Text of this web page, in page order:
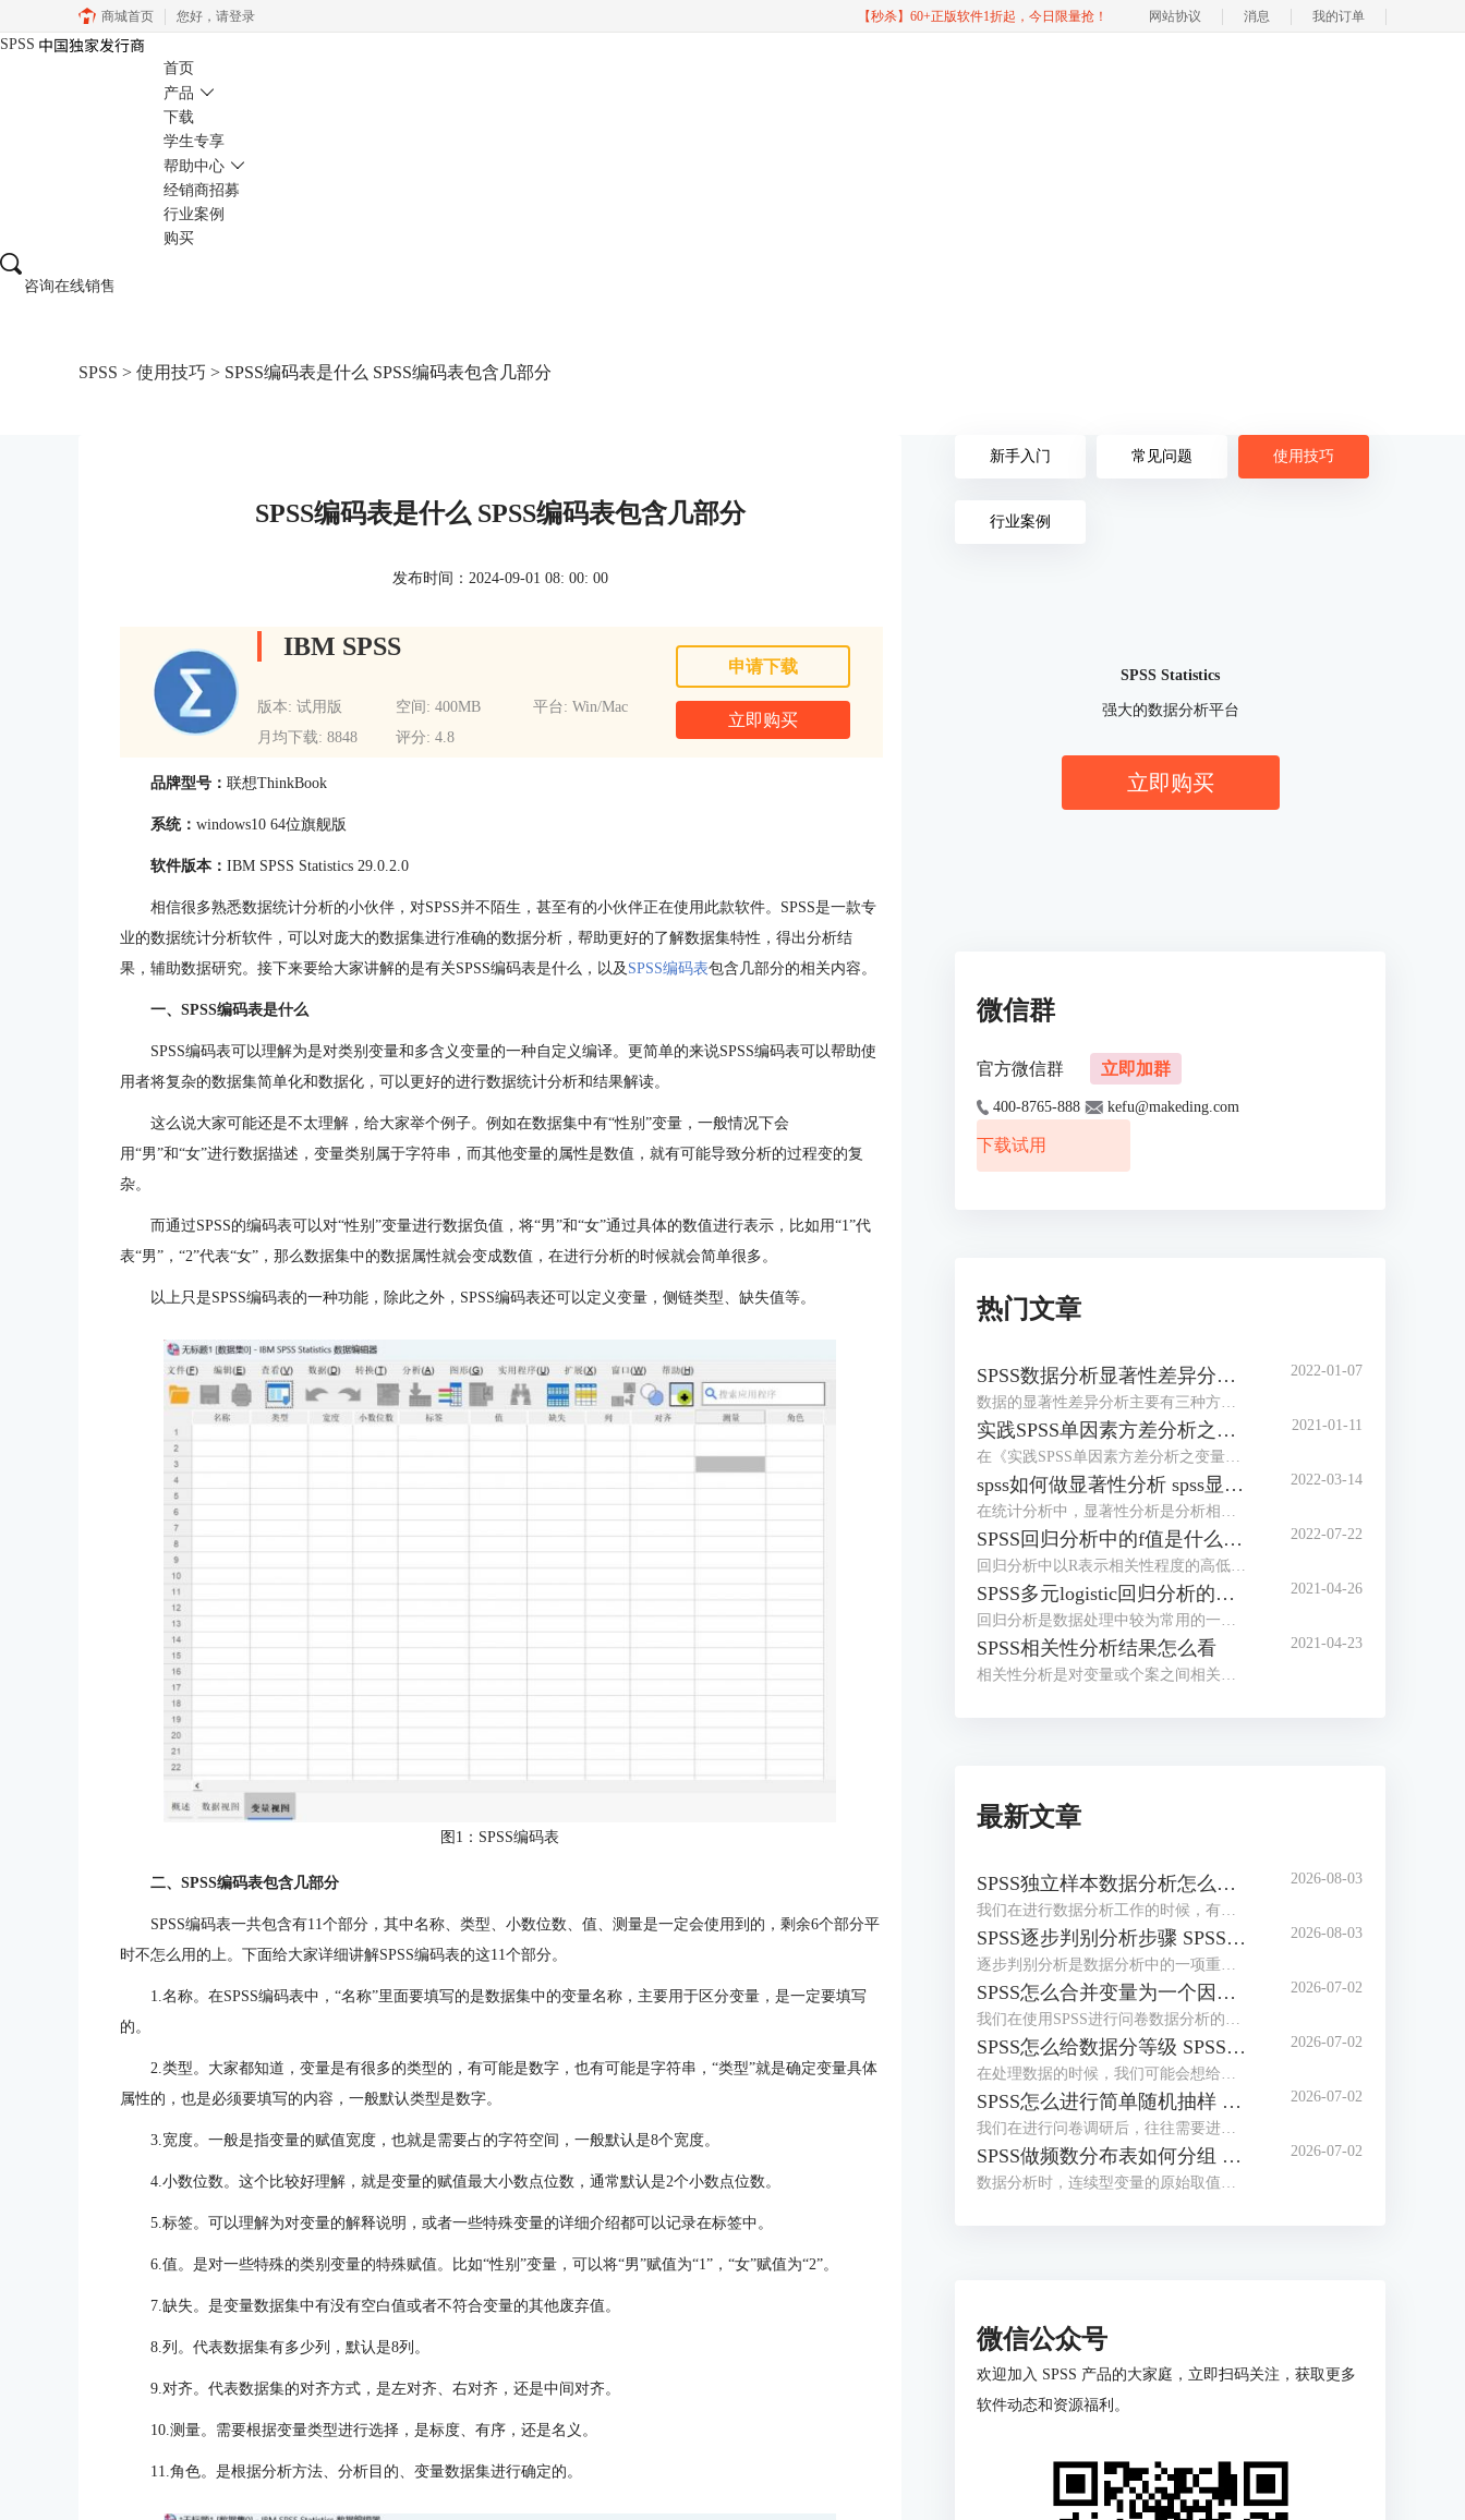
商城首页 您好， 请登录 【秒杀】60+正版软件1折起，今日限量抢！ 网站协议 消息 我的订单
SPSS
首页
产品
下载
学生专享
帮助中心
经销商招募
行业案例
购买
咨询在线销售
SPSS > 使用技巧 > SPSS编码表是什么 SPSS编码表包含几部分
SPSS编码表是什么 SPSS编码表包含几部分
发布时间：2024-09-01 08: 00: 00
IBM SPSS
版本: 试用版 空间: 400MB
平台: Win/Mac
月均下载: 8848
评分: 4.8
申请下载
立即购买
品牌型号： 联想ThinkBook
系统： windows10 64位旗舰版
软件版本： IBM SPSS Statistics 29.0.2.0
相信很多熟悉数据统计分析的小伙伴，对SPSS并不陌生，甚至有的小伙伴正在使用此款软件。SPSS是一款专
业的数据统计分析软件，可以对庞大的数据集进行准确的数据分析，帮助更好的了解数据集特性，得出分析结
果，辅助数据研究。接下来要给大家讲解的是有关SPSS编码表是什么，以及 SPSS编码表包含几部分的相关内容。
一、SPSS编码表是什么
SPSS编码表可以理解为是对类别变量和多含义变量的一种自定义编译。更简单的来说SPSS编码表可以帮助使
用者将复杂的数据集简单化和数据化，可以更好的进行数据统计分析和结果解读。
这么说大家可能还是不太理解，给大家举个例子。例如在数据集中有“性别”变量，一般情况下会
用“男”和“女”进行数据描述，变量类别属于字符串，而其他变量的属性是数值，就有可能导致分析的过程变的复
杂。
而通过SPSS的编码表可以对“性别”变量进行数据负值，将“男”和“女”通过具体的数值进行表示，比如用“1”代
表“男”，“2”代表“女”，那么数据集中的数据属性就会变成数值，在进行分析的时候就会简单很多。
以上只是SPSS编码表的一种功能，除此之外，SPSS编码表还可以定义变量，侧链类型、缺失值等。
图1：SPSS编码表
二、SPSS编码表包含几部分
SPSS编码表一共包含有11个部分，其中名称、类型、小数位数、值、测量是一定会使用到的，剩余6个部分平
时不怎么用的上。下面给大家详细讲解SPSS编码表的这11个部分。
1.名称。在SPSS编码表中，“名称”里面要填写的是数据集中的变量名称，主要用于区分变量，是一定要填写
的。
2.类型。大家都知道，变量是有很多的类型的，有可能是数字，也有可能是字符串，“类型”就是确定变量具体
属性的，也是必须要填写的内容，一般默认类型是数字。
3.宽度。一般是指变量的赋值宽度，也就是需要占的字符空间，一般默认是8个宽度。
4.小数位数。这个比较好理解，就是变量的赋值最大小数点位数，通常默认是2个小数点位数。
5.标签。可以理解为对变量的解释说明，或者一些特殊变量的详细介绍都可以记录在标签中。
6.值。是对一些特殊的类别变量的特殊赋值。比如“性别”变量，可以将“男”赋值为“1”，“女”赋值为“2”。
7.缺失。是变量数据集中有没有空白值或者不符合变量的其他废弃值。
8.列。代表数据集有多少列，默认是8列。
9.对齐。代表数据集的对齐方式，是左对齐、右对齐，还是中间对齐。
10.测量。需要根据变量类型进行选择，是标度、有序，还是名义。
11.角色。是根据分析方法、分析目的、变量数据集进行确定的。
新手入门 常见问题 使用技巧
行业案例
SPSS Statistics
强大的数据分析平台
立即购买
微信群
官方微信群 立即加群
400-8765-888 kefu@makeding.com
下载试用
热门文章
SPSS数据分析显著性差异分析步骤 SPSS显著性差异分析结果怎么看
数据的显著性差异分析主要有三种方法，分别是卡方检验、T检验和方差分析。这三种方法都有具体的数据要求：卡方检验是对多个类别的数据进行分析，T检验是对两组数据进行分析，方差分析是对多组数据进行检验。下面，小编具体说明一下SPSS数据分析显著性差异分析步骤，SPSS显著性差异分析结果怎么看。
2022-01-07
实践SPSS单因素方差分析之检验结果解读
在《实践SPSS单因素方差分析之变量与检验方法设置》一文中，我们已经详细地演示了IBM SPSS Statistics单因素方差分析方法的变量选择以及相关的选项、对比设置。
2021-01-11
spss如何做显著性分析 spss显著性差异分析怎么标abc
在统计分析中，显著性分析是分析相关因素之间是否存在显著影响关系的关键性指标，通过它可以说明分析结论是否由抽样误差引起还是实际相关的，可论证分析结果的准确性。下面大家一起来看看用spss如何做显著性分析，spss显著性差异分析怎么标abc。
2022-03-14
SPSS回归分析中的f值是什么 SPSS回归分析F值在什么范围合适
回归分析中以R表示相关性程度的高低，以F评价回归分析是否有统计学的意义，使用IBM SPSS Statistics进行回归分析，可以非常快速的完成R，F的计算，并且给出回归曲线方程，那么，SPSS回归分析中f值是什么？SPSS回归分析F值在什么范围合适，本文结合实例向大家作简单的说明。
2022-07-22
SPSS多元logistic回归分析的使用技巧
回归分析是数据处理中较为常用的一类方法，它可以找出数据变量之间的未知关系，得到较为符合变量关系的数学表达式，以帮助用户完成数据分析。
2021-04-26
SPSS相关性分析结果怎么看
相关性分析是对变量或个案之间相关度的测量，在SPSS中可以选择三种方法来进行相关性分析：双变量、偏相关和距离。
2021-04-23
最新文章
SPSS独立样本数据分析怎么做 SPSS独立样本分析结果怎么看
我们在进行数据分析工作的时候，有时候需要对比两组相互独立样本的均值差异，比如不同组同学的考试分数、不同实验组的观测指标等，独立样本t检验就是解决这类问题常用的分析方法。接下来我将为大家介绍：SPSS独立样本数据分析怎么做，SPSS独立样本分析结果怎么看的相关内容。
2026-08-03
SPSS逐步判别分析步骤 SPSS逐步判别分析结果解读
逐步判别分析是数据分析中的一项重要分析方式，主要用来逐步筛选出对数据样本的类别区分有着明显贡献的变量内容（降低多余的变量对数据样本精确性的影响）。而在数据分析软件SPSS中，判别分析除了可以区别变量内容之外，还可以用来构建判别函数，对数据样本进行更加深入的分析。下面给大家介绍SPSS逐步判别分析步骤，SPSS逐步判别分析结果解读的具体内容。
2026-08-03
SPSS怎么合并变量为一个因子 SPSS因变量和因子怎么判断
我们在使用SPSS进行问卷数据分析的过程中，多个题项往往共同测量同一个潜在维度，直接使用单个题项分析会导致结果零散，将这些相关变量合并为一个因子，能精准提炼数据的核心特征。接下来我将为大家介绍：SPSS怎么合并变量为一个因子，SPSS因变量和因子怎么判断的相关内容。
2026-07-02
SPSS怎么给数据分等级 SPSS怎么给数据加单位
在处理数据的时候，我们可能会想给部分范围数据设置等级，比如分数大于90分的，设置为优秀；分数处于75到90之间的，设置为良好等。在SPSS软件里，我们可以用重新编码的方式，给数据分不同的等级，让其含义更丰富。接下来，本文会给大家介绍SPSS怎么给数据分等级，SPSS怎么给数据加单位的相关内容。
2026-07-02
SPSS怎么进行简单随机抽样 SPSS怎么进行信效度分析
我们在进行问卷调研后，往往需要进行实证的数据分析。在这个过程里，简单随机抽样能够从全量数据中抽取代表性样本，是一种能降低数据分析工作量的核心方法，同时也可以保障样本的随机性与代表性。另外，信度检验验证数据的可靠性，效度分析检验问卷的结构合理性，二者是开展后续统计分析的重要前提。接下来我将为大家介绍：SPSS 怎么进行简单随机抽样，SPSS 怎么进行信效度分析的相关内容。
2026-07-02
SPSS做频数分布表如何分组 SPSS的频数分布表如何分析
数据分析时，连续型变量的原始取值通常较为分散，直接统计频数的话，很难清晰呈现数据的整体分布规律。如果能够分组制作频数分布表，就能将零散的数据整合为有序的组别，直观展现不同区间的样本分布情况。接下来我将为大家介绍：SPSS做频数分布表如何分组，SPSS的频数分布表如何分析的相关内容。
2026-07-02
微信公众号
欢迎加入 SPSS 产品的大家庭，立即扫码关注，获取更多
软件动态和资源福利。